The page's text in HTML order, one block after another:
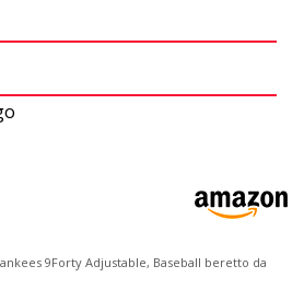
9Forty Adjustable, Baseball beretto da